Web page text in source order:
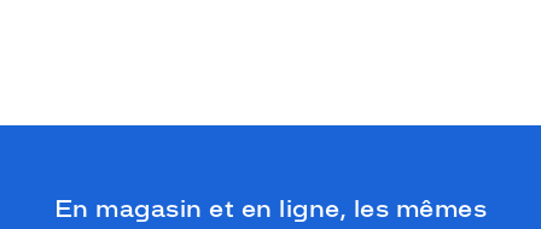
En magasin et en ligne, les mêmes